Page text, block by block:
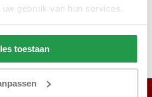
gebruik van hun services.
toestaan